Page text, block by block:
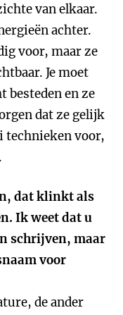
van elkaar.
achter.
voor, maar ze
Je moet
besteden en ze
dat ze gelijk
technieken voor,
dat klinkt als
Ik weet dat u
schrijven, maar
voor
de ander